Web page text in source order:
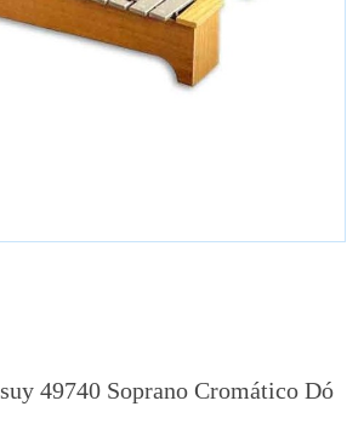
49740 Soprano Cromático Dó